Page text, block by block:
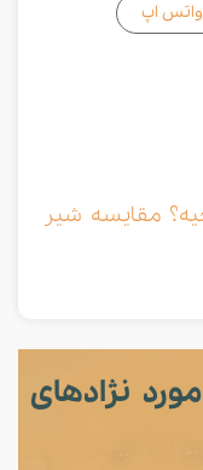
واتس اپ
مقایسه شیر
نژادهای